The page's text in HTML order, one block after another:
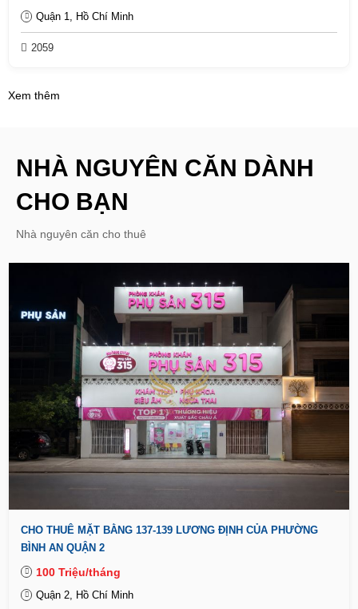
Quận 1, Hồ Chí Minh
2059
Xem thêm
NHÀ NGUYÊN CĂN DÀNH
CHO BẠN
Nhà nguyên căn cho thuê
CHO THUÊ MẶT BẰNG 137-139 LƯƠNG ĐỊNH CỦA PHƯỜNG
BÌNH AN QUẬN 2
100 Triệu/tháng
Quận 2, Hồ Chí Minh